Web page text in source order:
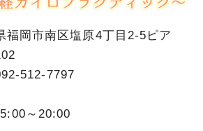
福岡市南区塩原4丁目2-5ピア
512-7797
～20:00